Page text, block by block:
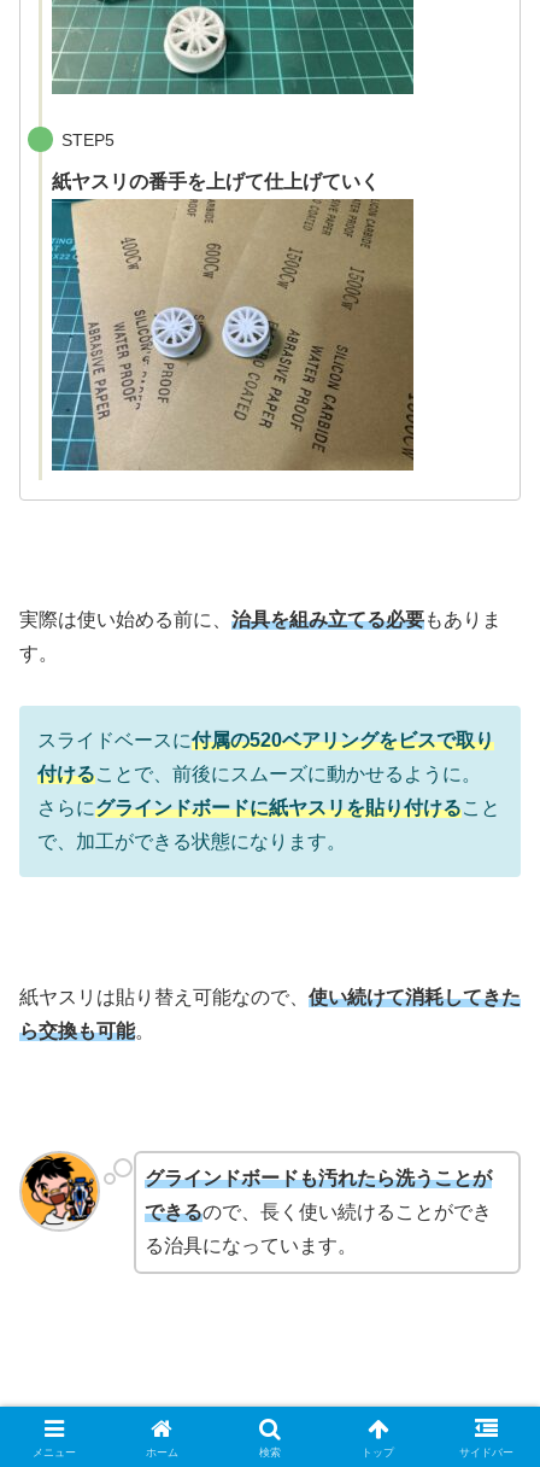
STEP5
紙ヤスリの番手を上げて仕上げていく
実際は使い始める前に、 治具を組み立てる必要もありま
す。
スライドベースに付属の520ベアリングをビスで取り
付けることで、前後にスムーズに動かせるように。
さらにグラインドボードに紙ヤスリを貼り付けること
で、加工ができる状態になります。
紙ヤスリは貼り替え可能なので、 使い続けて消耗してきた
ら交換も可能。
グラインドボードも汚れたら洗うことが
できるので、長く使い続けることができ
る治具になっています。
メニュー ホーム 検索 トップ サイドバー